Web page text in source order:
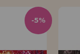
-5%